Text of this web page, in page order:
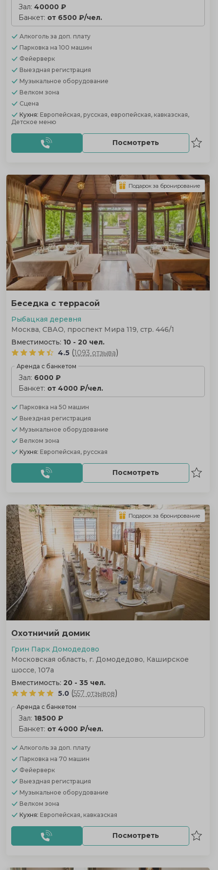
Зал: 40000 ₽
Банкет: от 6500 ₽/чел.
Алкоголь за доп. плату
Парковка на 100 машин
Фейерверк
Выездная регистрация
Музыкальное оборудование
Велком зона
Сцена
Кухня: Европейская, русская, европейская, кавказская,
Детское меню
Посмотреть
Беседка с террасой
Рыбацкая деревня
Москва, СВАО, проспект Мира 119, стр. 446/1
Вместимость: 10 - 20 чел.
4.5 (1093 отзыва)
Аренда с банкетом
Зал: 6000 ₽
Банкет: от 4000 ₽/чел.
Парковка на 50 машин
Выездная регистрация
Музыкальное оборудование
Велком зона
Кухня: Европейская, русская
Посмотреть
Подарок за бронирование
Охотничий домик
Грин Парк Домодедово
Московская область, г. Домодедово, Каширское
шоссе, 107а
Вместимость: 20 - 35 чел.
5.0 (557 отзывов)
Аренда с банкетом
Зал: 18500 ₽
Банкет: от 4000 ₽/чел.
Алкоголь за доп. плату
Парковка на 70 машин
Фейерверк
Выездная регистрация
Музыкальное оборудование
Велком зона
Кухня: Европейская, кавказская
Посмотреть
Подарок за бронирование